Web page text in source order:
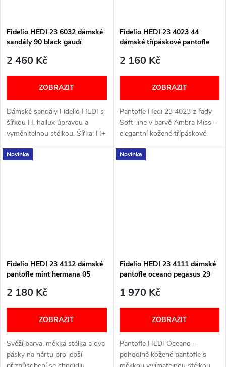
Fidelio HEDI 23 6032 dámské
sandály 90 black gaudí
2 460 Kč
ZOBRAZIT
Dámské sandály Fidelio HEDI s
šířkou H, hallux úpravou a
vyměnitelnou stélkou. Šířka: H+
(širší) Velikostní tabulka níže v
textu
Fidelio HEDI 23 4023 44
dámské třípáskové pantofle
2 160 Kč
ZOBRAZIT
Pantofle Hedi 23 4023 z řady
Soft‑line v barvě Ambra Miss –
elegantní kožené třípáskové
pantofle s měkkými materiály
pro maximální pohodlí a
Novinka
Fidelio HEDI 23 4112 dámské
pantofle mint hermana 05
2 180 Kč
ZOBRAZIT
Svěží barva, měkká stélka a dva
pásky na nártu pro lepší
Novinka
Fidelio HEDI 23 4111 dámské
pantofle oceano pegasus 29
1 970 Kč
ZOBRAZIT
Pantofle HEDI Oceano –
pohodlné kožené pantofle s